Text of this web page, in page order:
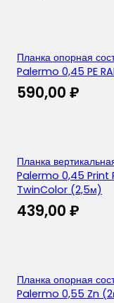
Планка опорная
Palermo 0,45 PE
590,00 ₽
Планка
Palermo 0,45 Print
TwinColor (2,5м)
439,00 ₽
Планка опорная
Palermo 0,55 Zn